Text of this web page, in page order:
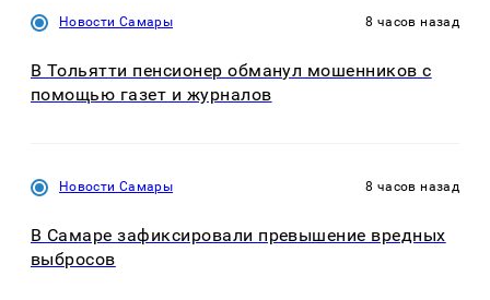
Новости Самары 8 часов назад
В Тольятти пенсионер обманул мошенников с
помощью газет и журналов
Новости Самары 8 часов назад
В Самаре зафиксировали превышение вредных
выбросов